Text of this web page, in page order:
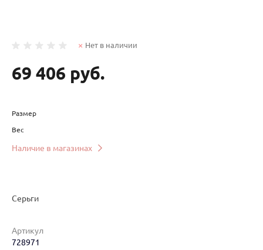
Нет в наличии
69 406 руб.
Размер
Вес
Наличие в магазинах
Серьги
Артикул
728971